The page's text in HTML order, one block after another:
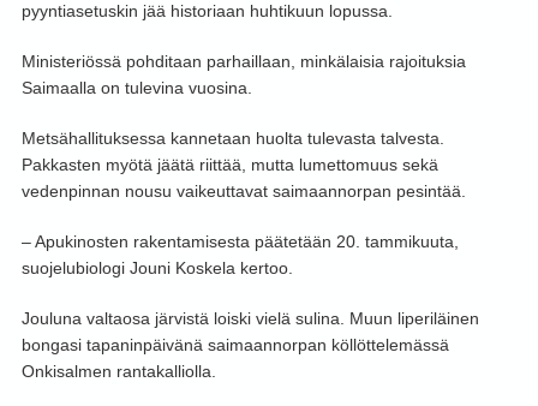
pyyntiasetuskin jää historiaan huhtikuun lopussa.
Ministeriössä pohditaan parhaillaan, minkälaisia rajoituksia
Saimaalla on tulevina vuosina.
Metsähallituksessa kannetaan huolta tulevasta talvesta.
Pakkasten myötä jäätä riittää, mutta lumettomuus sekä
vedenpinnan nousu vaikeuttavat saimaannorpan pesintää.
– Apukinosten rakentamisesta päätetään 20. tammikuuta,
suojelubiologi Jouni Koskela kertoo.
Jouluna valtaosa järvistä loiski vielä sulina. Muun liperiläinen
bongasi tapaninpäivänä saimaannorpan köllöttelemässä
Onkisalmen rantakalliolla.